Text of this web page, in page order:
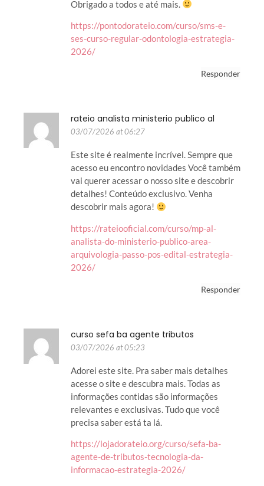
Obrigado a todos e até mais.
https://pontodorateio.com/curso/sms-e-
ses-curso-regular-odontologia-estrategia-
2026/
Responder
rateio analista ministerio publico al
03/07/2026 at 06:27
Este site é realmente incrível. Sempre que
acesso eu encontro novidades Você também
vai querer acessar o nosso site e descobrir
detalhes! Conteúdo exclusivo. Venha
descobrir mais agora!
https://rateiooficial.com/curso/mp-al-
analista-do-ministerio-publico-area-
arquivologia-passo-pos-edital-estrategia-
2026/
Responder
curso sefa ba agente tributos
03/07/2026 at 05:23
Adorei este site. Pra saber mais detalhes
acesse o site e descubra mais. Todas as
informações contidas são informações
relevantes e exclusivas. Tudo que você
precisa saber está ta lá.
https://lojadorateio.org/curso/sefa-ba-
agente-de-tributos-tecnologia-da-
informacao-estrategia-2026/